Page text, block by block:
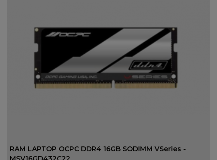
RAM LAPTOP OCPC DDR4 16GB SODIMM VSeries -